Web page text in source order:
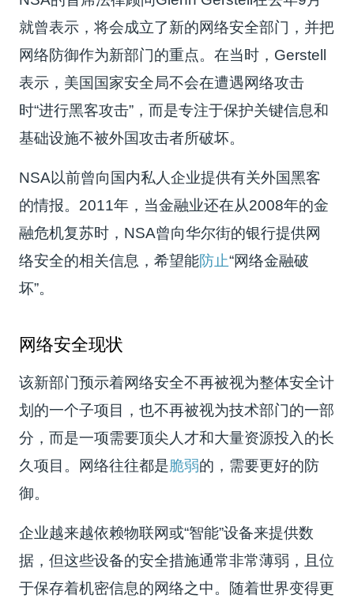
就曾表示，将会成立了新的网络安全部门，并把
网络防御作为新部门的重点。在当时，Gerstell
表示，美国国家安全局不会在遭遇网络攻击
时“进行黑客攻击”，而是专注于保护关键信息和
基础设施不被外国攻击者所破坏。
NSA以前曾向国内私人企业提供有关外国黑客
的情报。2011年，当金融业还在从2008年的金
融危机复苏时，NSA曾向华尔街的银行提供网
络安全的相关信息，希望能防止“网络金融破
坏”。
网络安全现状
该新部门预示着网络安全不再被视为整体安全计
划的一个子项目，也不再被视为技术部门的一部
分，而是一项需要顶尖人才和大量资源投入的长
久项目。网络往往都是脆弱的，需要更好的防
御。
企业越来越依赖物联网或“智能”设备来提供数
据，但这些设备的安全措施通常非常薄弱，且位
于保存着机密信息的网络之中。随着世界变得更